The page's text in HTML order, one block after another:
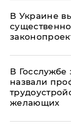
В Украине
В Госслужбе
назвали
желающих